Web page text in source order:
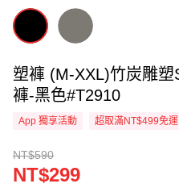
塑褲 (M-XXL)竹炭雕塑S曲線緊實收腹提臀束
褲-黑色#T2910
App 獨享活動 超取滿NT$499免運
NT$590
NT$299